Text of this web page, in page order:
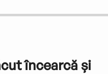
încearcă și